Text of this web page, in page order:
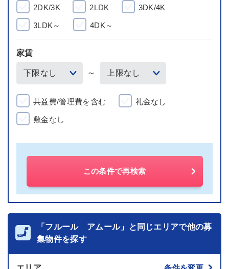
2DK/3K 2LDK 3DK/4K
3LDK～ 4DK～
家賃
～
共益費/管理費を含む 礼金なし
敷金なし
この条件で再検索
「フルール アムール」と同じエリアで他の募
集物件を探す